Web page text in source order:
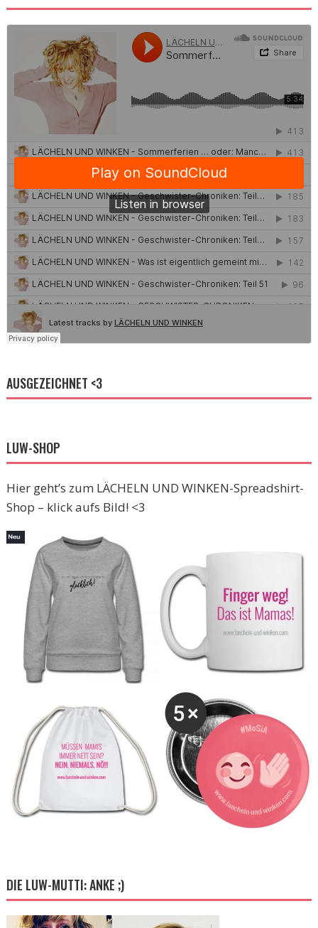
AUSGEZEICHNET <3
LUW-SHOP
Hier geht’s zum LÄCHELN UND WINKEN-Spreadshirt-
Shop – klick aufs Bild! <3
DIE LUW-MUTTI: ANKE ;)